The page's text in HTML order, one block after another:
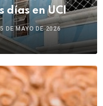
días en UCI
DE MAYO DE 2026